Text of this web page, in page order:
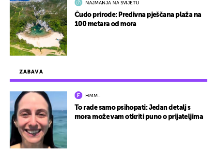
ZABAVA
HMM…
To rade samo psihopati: Jedan detalj s
mora može vam otkriti puno o prijateljima
NAJMANJA NA SVIJETU
Čudo prirode: Predivna pješčana plaža na
100 metara od mora